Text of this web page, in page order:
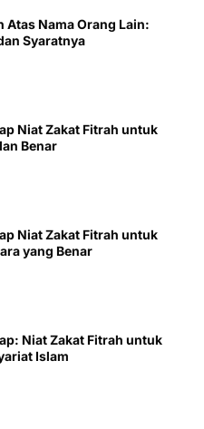
Atas Nama Orang Lain:
Syaratnya
Niat Zakat Fitrah untuk
Benar
Niat Zakat Fitrah untuk
yang Benar
Niat Zakat Fitrah untuk
Islam